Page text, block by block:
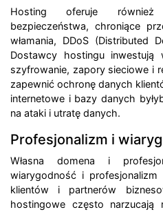
Hosting oferuje również
bezpieczeństwa, chroniące
włamania, DDoS (Distributed
Dostawcy hostingu inwestują
szyfrowanie, zapory sieciowe i
zapewnić ochronę danych
internetowe i bazy danych
na ataki i utratę danych.
Profesjonalizm i
Własna domena i
wiarygodność i
klientów i partnerów
hostingowe często narzucają